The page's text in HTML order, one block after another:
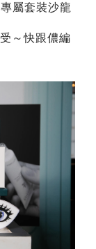
屬套裝沙龍
～快跟儂編